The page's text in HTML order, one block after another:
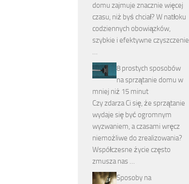
domu zajmuje znacznie więcej
czasu, niż byś chciał? W natłoku
codziennych obowiązków,
szybkie i efektywne czyszczenie
…
8 prostych sposobów
na sprzątanie domu w
mniej niż 15 minut
Czy zdarza Ci się, że sprzątanie
wydaje się być ogromnym
wyzwaniem, a czasami wręcz
niemożliwe do zrealizowania?
Współczesne życie często
zmusza nas …
Sposoby na